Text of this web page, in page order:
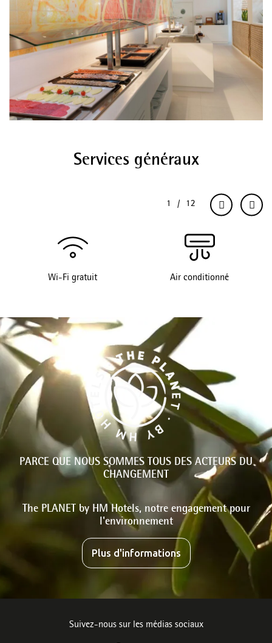
Services généraux
Wi-Fi gratuit Air conditionné
PARCE QUE NOUS SOMMES TOUS DES ACTEURS DU
CHANGEMENT
The PLANET by HM Hotels, notre engagement pour
l'environnement
Plus d'informations
Suivez-nous sur les médias sociaux